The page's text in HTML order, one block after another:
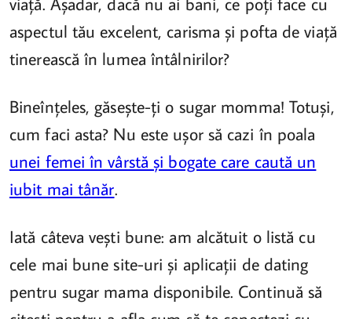
aspectul tău excelent, carisma și pofta de viață
tinerească în lumea întâlnirilor?
Bineînțeles, găsește-ți o sugar momma! Totuși,
cum faci asta? Nu este ușor să cazi în poala
unei femei în vârstă și bogate care caută un
iubit mai tânăr.
Iată câteva vești bune: am alcătuit o listă cu
cele mai bune site-uri și aplicații de dating
pentru sugar mama disponibile. Continuă să